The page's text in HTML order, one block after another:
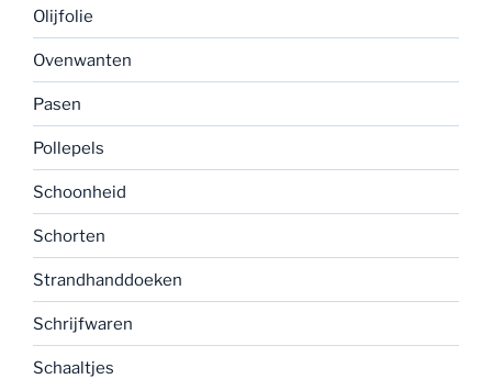
Olijfolie
Ovenwanten
Pasen
Pollepels
Schoonheid
Schorten
Strandhanddoeken
Schrijfwaren
Schaaltjes